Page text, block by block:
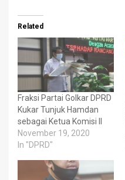
Related
Fraksi Partai Golkar DPRD
Kukar Tunjuk Hamdan
sebagai Ketua Komisi II
November 19, 2020
In "DPRD"